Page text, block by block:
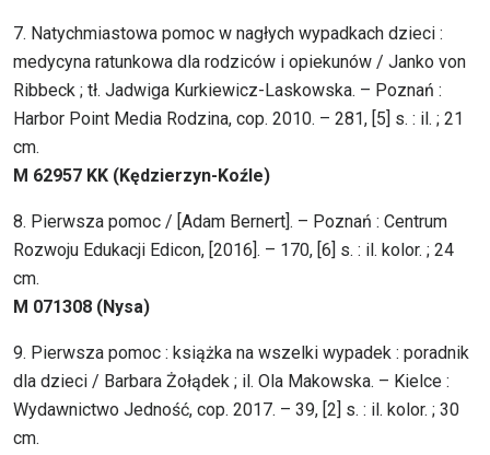
7. Natychmiastowa pomoc w nagłych wypadkach dzieci :
medycyna ratunkowa dla rodziców i opiekunów / Janko von
Ribbeck ; tł. Jadwiga Kurkiewicz-Laskowska. – Poznań :
Harbor Point Media Rodzina, cop. 2010. – 281, [5] s. : il. ; 21
cm.
M 62957 KK (Kędzierzyn-Koźle)
8. Pierwsza pomoc / [Adam Bernert]. – Poznań : Centrum
Rozwoju Edukacji Edicon, [2016]. – 170, [6] s. : il. kolor. ; 24
cm.
M 071308 (Nysa)
9. Pierwsza pomoc : książka na wszelki wypadek : poradnik
dla dzieci / Barbara Żołądek ; il. Ola Makowska. – Kielce :
Wydawnictwo Jedność, cop. 2017. – 39, [2] s. : il. kolor. ; 30
cm.